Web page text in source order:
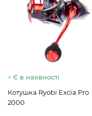
Є в наявності
Котушка Ryobi Excia Pro
2000